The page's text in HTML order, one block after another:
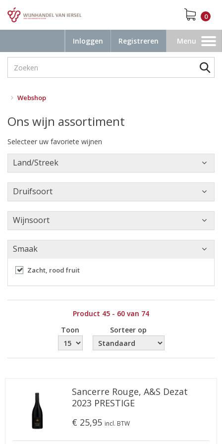
0
Inloggen Registreren
Toggle
navigation
Menu
Webshop
Ons wijn assortiment
Selecteer uw favoriete wijnen
Land/Streek
Druifsoort
Wijnsoort
Smaak
Zacht, rood fruit
Product 45 - 60 van 74
Toon
Sorteer op
Sancerre Rouge, A&S Dezat
2023 PRESTIGE
€ 25,95 incl. BTW